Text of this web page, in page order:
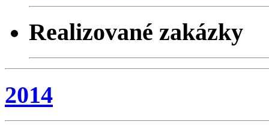
Realizované zakázky
2014